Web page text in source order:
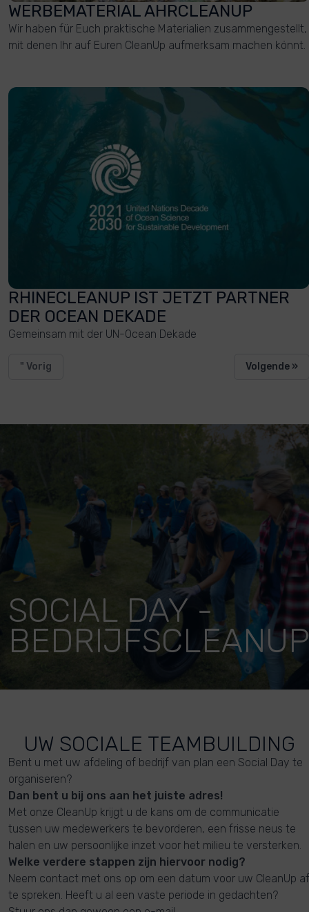
WERBEMATERIAL AHRCLEANUP
Wir haben für Euch praktische Materialien zusammengestellt,
mit denen Ihr auf Euren CleanUp aufmerksam machen könnt.
RHINECLEANUP IST JETZT PARTNER
DER OCEAN DEKADE
Gemeinsam mit der UN-Ocean Dekade
" Vorig Volgende »
SOCIAL DAY -
BEDRIJFSCLEANUP
UW SOCIALE TEAMBUILDING
Bent u met uw afdeling of bedrijf van plan een Social Day te
organiseren?
Dan bent u bij ons aan het juiste adres!
Met onze CleanUp krijgt u de kans om de communicatie
tussen uw medewerkers te bevorderen, een frisse neus te
halen en uw persoonlijke inzet voor het milieu te versterken.
Welke verdere stappen zijn hiervoor nodig?
Neem contact met ons op om een datum voor uw CleanUp af
te spreken. Heeft u al een vaste periode in gedachten?